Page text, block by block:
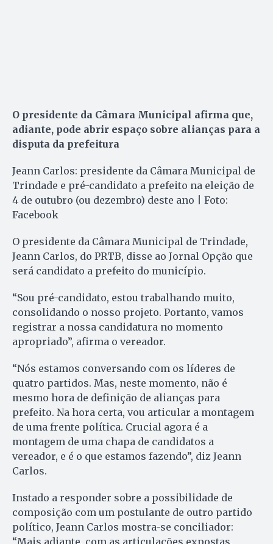
O presidente da Câmara Municipal afirma que,
adiante, pode abrir espaço sobre alianças para a
disputa da prefeitura
Jeann Carlos: presidente da Câmara Municipal de
Trindade e pré-candidato a prefeito na eleição de
4 de outubro (ou dezembro) deste ano | Foto:
Facebook
O presidente da Câmara Municipal de Trindade,
Jeann Carlos, do PRTB, disse ao Jornal Opção que
será candidato a prefeito do município.
“Sou pré-candidato, estou trabalhando muito,
consolidando o nosso projeto. Portanto, vamos
registrar a nossa candidatura no momento
apropriado”, afirma o vereador.
“Nós estamos conversando com os líderes de
quatro partidos. Mas, neste momento, não é
mesmo hora de definição de alianças para
prefeito. Na hora certa, vou articular a montagem
de uma frente política. Crucial agora é a
montagem de uma chapa de candidatos a
vereador, e é o que estamos fazendo”, diz Jeann
Carlos.
Instado a responder sobre a possibilidade de
composição com um postulante de outro partido
político, Jeann Carlos mostra-se conciliador:
“Mais adiante, com as articulações expostas,